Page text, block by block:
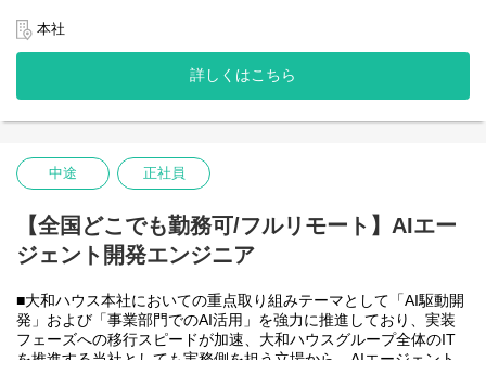
応できるチームへと成長させていきたい。
■業務内容
大和ハウスグループ全体のITを推進する当社にて、グループ会社
(大和ハウス含)の社内システム開発、改修に携わって頂きます。
・HTML5 アプリケーション（JavaScript / jQuery / Vue.js）を用い
・CAP（Cloud Application Programming Model / Node.js）および
OData を用いたデータアクセス・バックエンド開発・保守
・SAP HANA SQL / Calculation View / Procedure によるデータモ
デリング・DB開発
国どこからでも働いていただけます。
入社日以外の出社は基本的にないので、入社後の勤務地は問いま
せん。また、働く時間に制限もなく、月160時間の勤務で、午前5
時～22時までの間であれば、自由な時間に働いていただけます。
本社
詳しくはこちら
中途 正社員
【全国どこでも勤務可/フルリモート】AIエー
ジェント開発エンジニア
■大和ハウス本社においての重点取り組みテーマとして「AI駆動開
発」および「事業部門でのAI活用」を強力に推進しており、実装
フェーズへの移行スピードが加速、大和ハウスグループ全体のIT
を推進する当社としても実務側を担う立場から、AIエージェント